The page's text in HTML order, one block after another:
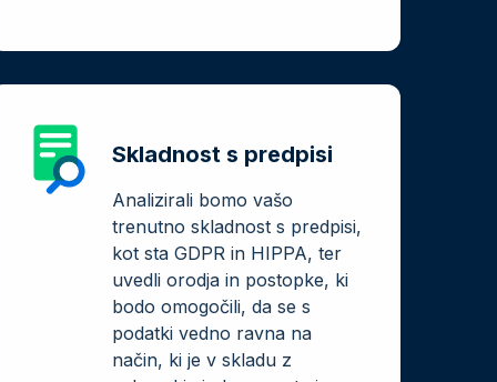
Skladnost s predpisi
Analizirali bomo vašo
trenutno skladnost s predpisi,
kot sta GDPR in HIPPA, ter
uvedli orodja in postopke, ki
bodo omogočili, da se s
podatki vedno ravna na
način, ki je v skladu z